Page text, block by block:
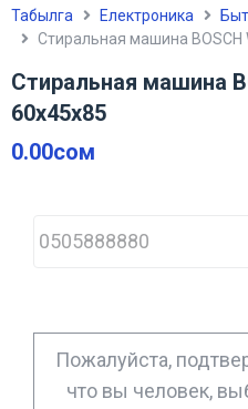
Табылга Електроника
Стиральная машина BOSCH
Стиральная машина
60х45х85
0.00сом
h
*
Пожалуйста,
что вы человек,